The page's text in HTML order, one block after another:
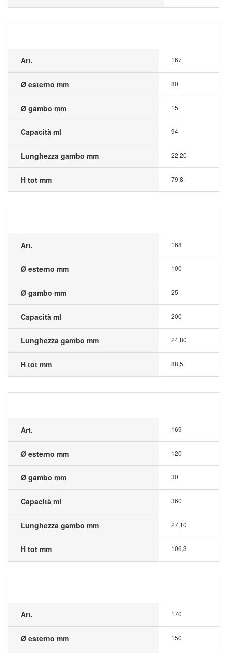
Art. 167
Ø esterno mm 80
Ø gambo mm 15
Capacità ml 94
Lunghezza gambo mm 22,20
H tot mm 79,8
Art. 168
Ø esterno mm 100
Ø gambo mm 25
Capacità ml 200
Lunghezza gambo mm 24,80
H tot mm 88,5
Art. 169
Ø esterno mm 120
Ø gambo mm 30
Capacità ml 360
Lunghezza gambo mm 27,10
H tot mm 106,3
Art. 170
Ø esterno mm 150